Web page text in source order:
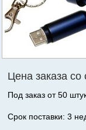
Цена заказа со
Под заказ от 50
Срок поставки: 3